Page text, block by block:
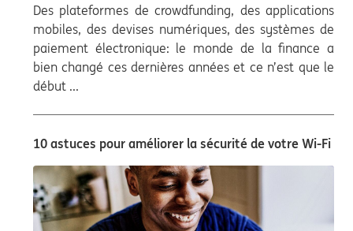
Des plateformes de crowdfunding, des applications
mobiles, des devises numériques, des systèmes de
paiement électronique: le monde de la finance a
bien changé ces dernières années et ce n’est que le
début ...
10 astuces pour améliorer la sécurité de votre Wi-Fi